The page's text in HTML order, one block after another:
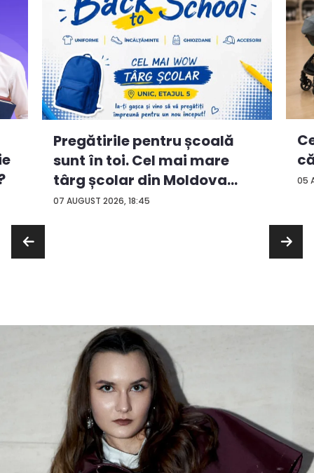
07 AUGUST 2026, 18:45
Pregătirile pentru școală
sunt în toi. Cel mai mare
târg școlar din Moldova
con...
05